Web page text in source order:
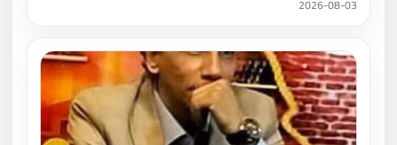
2026-08-03